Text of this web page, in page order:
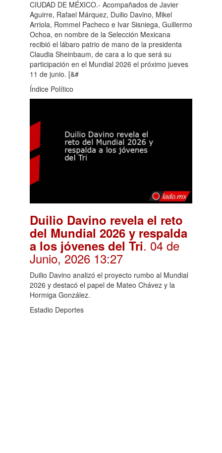
CIUDAD DE MÉXICO.- Acompañados de Javier
Aguirre, Rafael Márquez, Duilio Davino, Mikel
Arriola, Rommel Pacheco e Ivar Sisniega, Guillermo
Ochoa, en nombre de la Selección Mexicana
recibió el lábaro patrio de mano de la presidenta
Claudia Sheinbaum, de cara a lo que será su
participación en el Mundial 2026 el próximo jueves
11 de junio. [&#
Índice Político
Duilio Davino revela el reto
del Mundial 2026 y respalda
a los jóvenes del Tri. 04 de
Junio, 2026 13:27
Duilio Davino analizó el proyecto rumbo al Mundial
2026 y destacó el papel de Mateo Chávez y la
Hormiga González.
Estadio Deportes